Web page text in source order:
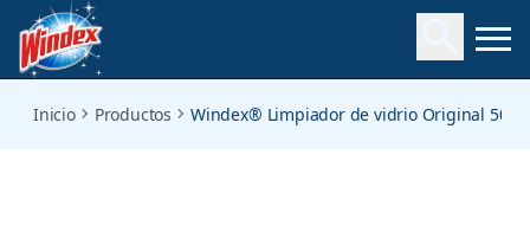
original-glass-cleaner-doypack
Inicio Productos Windex® Limpiador de vidrio Original